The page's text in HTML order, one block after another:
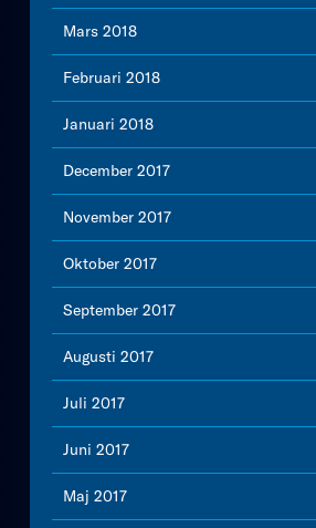
Mars 2018
Februari 2018
Januari 2018
December 2017
November 2017
Oktober 2017
September 2017
Augusti 2017
Juli 2017
Juni 2017
Maj 2017